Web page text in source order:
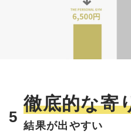
5
徹底的な寄
結果が出やすい